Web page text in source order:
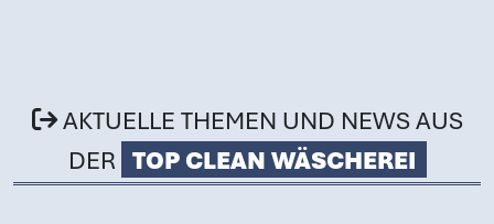
AKTUELLE THEMEN UND NEWS AUS
DER TOP CLEAN WÄSCHEREI